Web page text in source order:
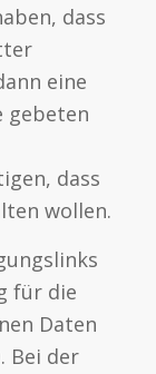
dass
eine
gebeten
dass
wollen.
für die
Daten
Bei der